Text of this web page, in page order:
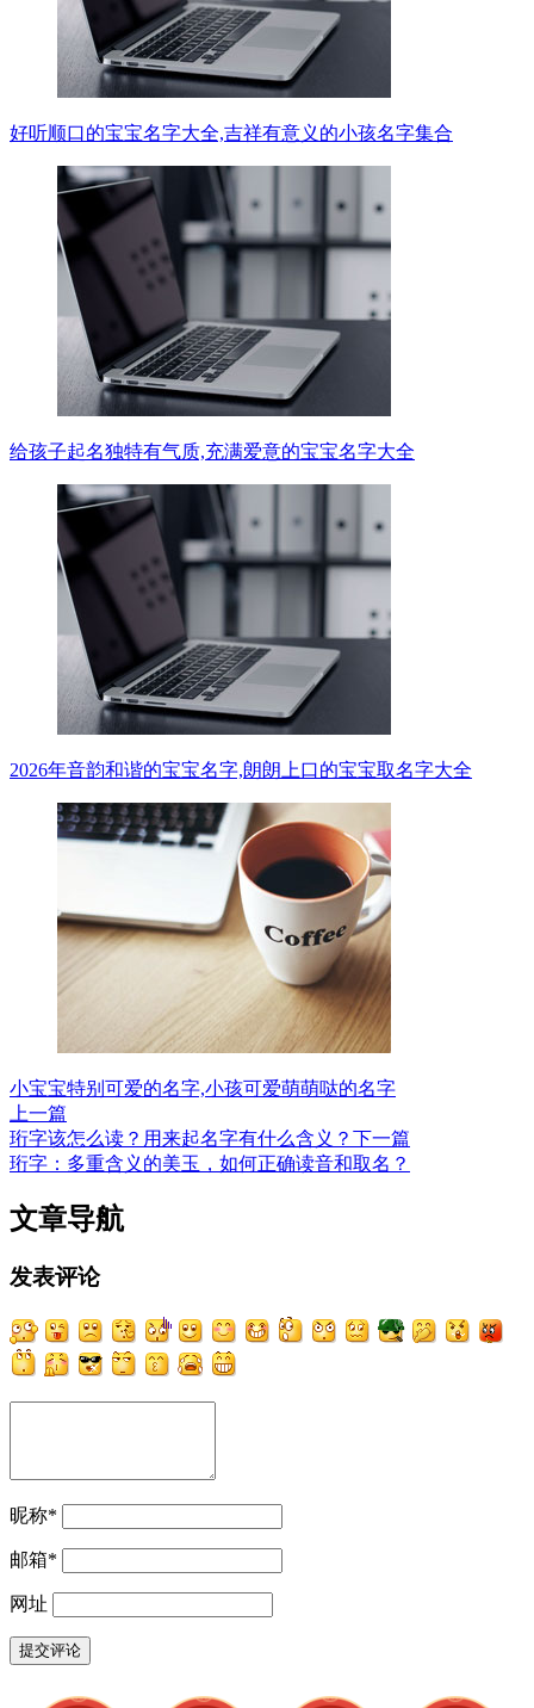
好听顺口的宝宝名字大全,吉祥有意义的小孩名字集合
给孩子起名独特有气质,充满爱意的宝宝名字大全
2026年音韵和谐的宝宝名字,朗朗上口的宝宝取名字大全
小宝宝特别可爱的名字,小孩可爱萌萌哒的名字
上一篇
珩字该怎么读？用来起名字有什么含义？ 下一篇
珩字：多重含义的美玉，如何正确读音和取名？
文章导航
发表评论
昵称*
邮箱*
网址